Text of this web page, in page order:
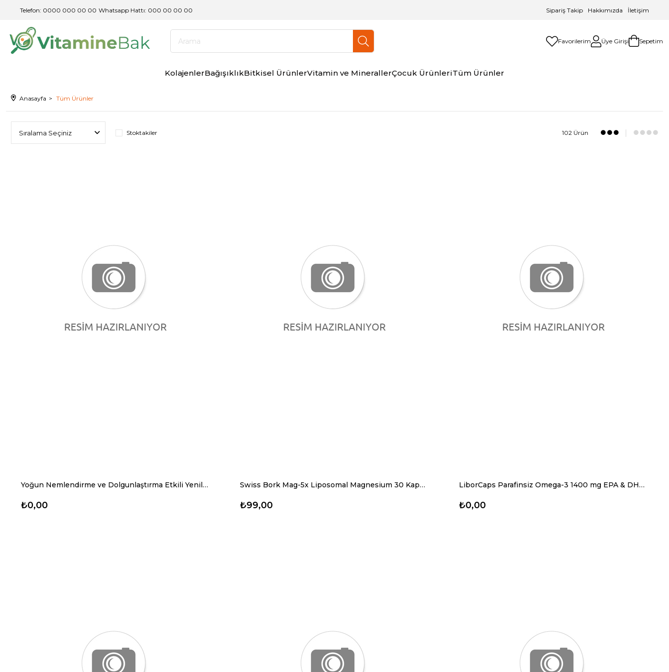
Telefon: 0000 000 00 00 Whatsapp Hattı: 000 00 00 00 Sipariş Takip Hakkımızda İletişim
Favorilerim Üye Girişi Sepetim
KolajenlerBağışıklıkBitkisel ÜrünlerVitamin ve MinerallerÇocuk ÜrünleriTüm Ürünler
Anasayfa Tüm Ürünler
Stoktakiler 102 Ürün
Yoğun Nemlendirme ve Dolgunlaştırma Etkili Yenileyici Cilt Bakım Serumu Hyaluronic Acid %2 + B5 30ml
₺0,00
Swiss Bork Mag-5x Liposomal Magnesium 30 Kapsül
₺99,00
LiborCaps Parafinsiz Omega-3 1400 mg EPA & DHA İçerikli Parafin Yok Balık Yağı Takviyesi
₺0,00